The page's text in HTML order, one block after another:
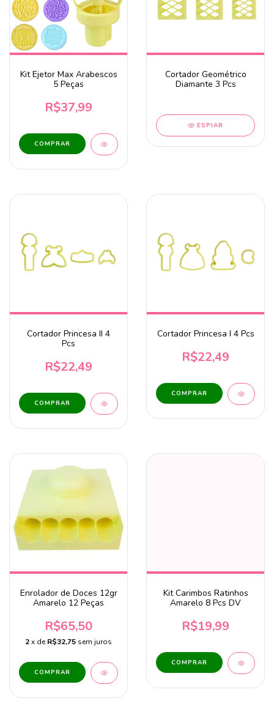
Kit Ejetor Max Arabescos
5 Peças
R$37,99
Cortador Geométrico
Diamante 3 Pcs
ESPIAR
Cortador Princesa II 4
Pcs
R$22,49
Cortador Princesa I 4 Pcs
R$22,49
Enrolador de Doces 12gr
Amarelo 12 Peças
R$65,50
2x deR$32,75 sem juros
Kit Carimbos Ratinhos
Amarelo 8 Pcs DV
R$19,99